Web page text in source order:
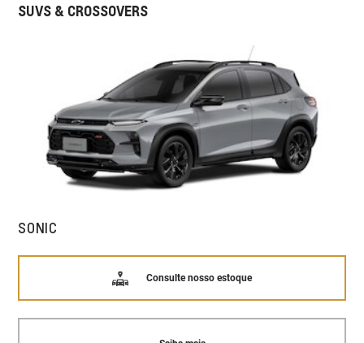
SUVS & CROSSOVERS
SONIC
Consulte nosso estoque